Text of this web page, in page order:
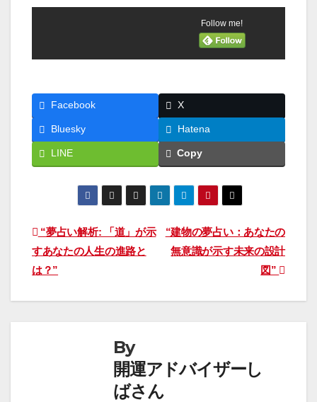
Follow me!
Facebook X
Bluesky Hatena
LINE Copy
投
稿
ナ
“建物の夢占い：あなたの
無意識が示す未来の設計
図”
“夢占い解析: 「道」が示
すあなたの人生の進路と
は？”
By
開運アドバイザーし
ばさん